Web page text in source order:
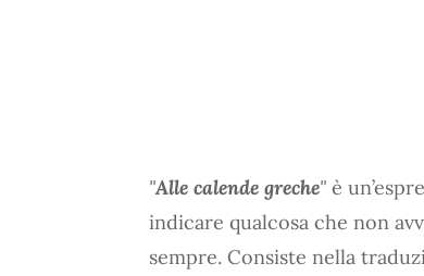
"Alle calende greche" è
indicare qualcosa che non
sempre. Consiste nella